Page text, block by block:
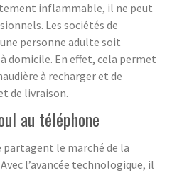
inflammable, il ne peut
Les sociétés de
personne adulte soit
domicile. En effet, cela permet
à recharger et de
de livraison.
au téléphone
partagent le marché de la
l’avancée technologique, il